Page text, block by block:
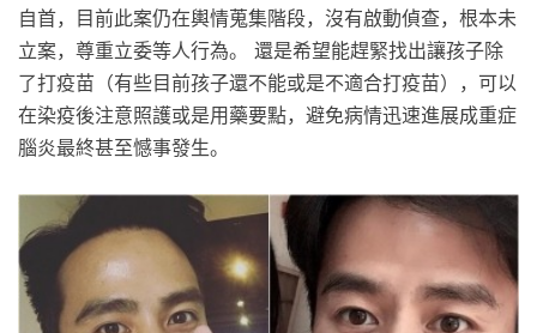
自首，目前此案仍在輿情蒐集階段，沒有啟動偵查，根本未
立案，尊重立委等人行為。 還是希望能趕緊找出讓孩子除
了打疫苗（有些目前孩子還不能或是不適合打疫苗），可以
在染疫後注意照護或是用藥要點，避免病情迅速進展成重症
腦炎最終甚至憾事發生。